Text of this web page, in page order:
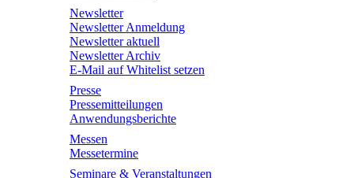
Newsletter
Newsletter Anmeldung
Newsletter aktuell
Newsletter Archiv
E-Mail auf Whitelist setzen
Presse
Pressemitteilungen
Anwendungsberichte
Messen
Messetermine
Seminare & Veranstaltungen